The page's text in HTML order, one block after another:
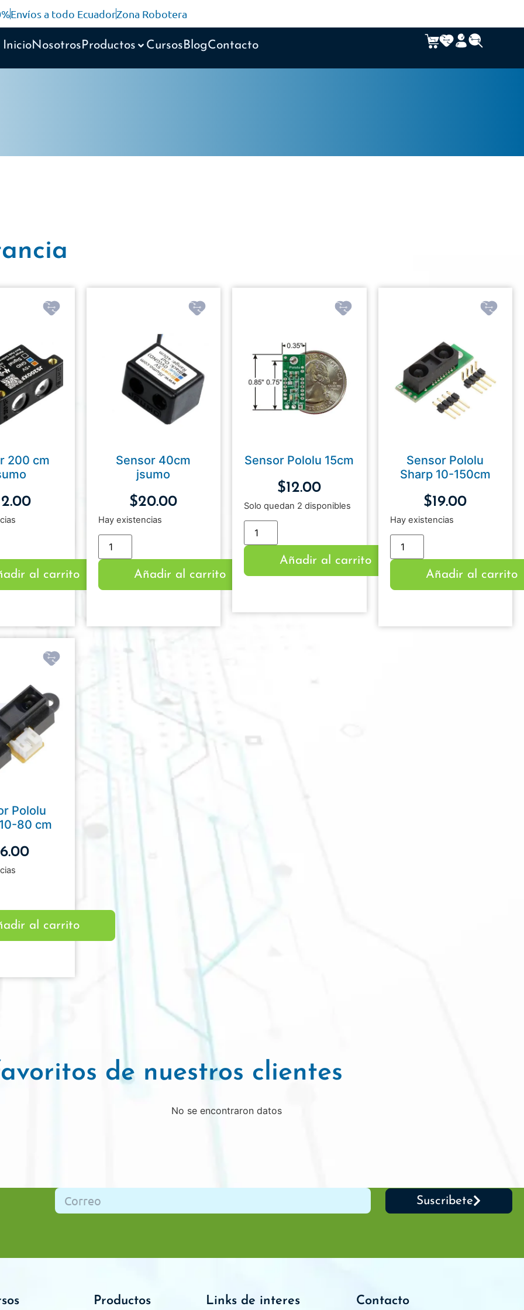
Envíos a todo EcuadorZona Robotera
InicioNosotros Productos Cursos BlogContacto
200 cm
al carrito
Sensor 40cm
jsumo
$20.00
Hay existencias
Añadir al carrito
Sensor Pololu 15cm
$12.00
Solo quedan 2 disponibles
Añadir al carrito
Sensor Pololu
Sharp 10-150cm
$19.00
Hay existencias
Añadir al carrito
Pololu
80 cm
al carrito
de nuestros clientes
No se encontraron datos
Suscribete
Productos Links de interes Contacto